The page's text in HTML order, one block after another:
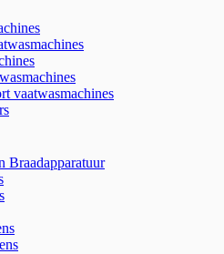
vaatwasmachines
Braadapparatuur